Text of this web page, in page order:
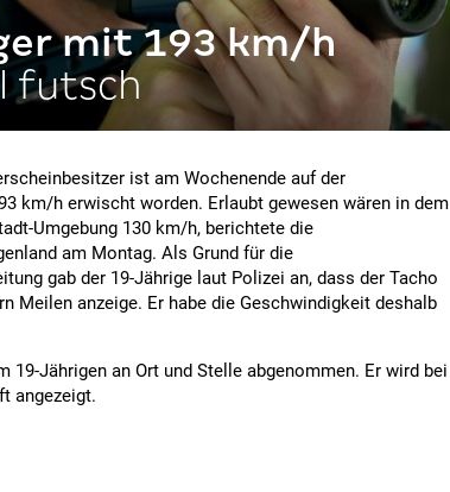
mit 193 km/h
futsch
ist am Wochenende auf der
km/h erwischt worden. Erlaubt gewesen wären in dem
Umgebung 130 km/h, berichtete die
am Montag. Als Grund für die
gab der 19-Jährige laut Polizei an, dass der Tacho
Meilen anzeige. Er habe die Geschwindigkeit deshalb
19-Jährigen an Ort und Stelle abgenommen. Er wird bei
angezeigt.